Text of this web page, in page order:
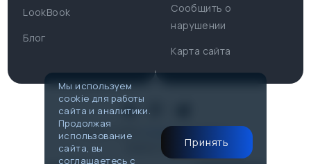
Пн-Пт c 10:00 до 17:00
Telegram
E-mail
info@indiastyle.ru
Наши гарантии
Контакты
Публичная оферта
Look Book
Мы используем
cookie для работы
сайта и аналитики.
Продолжая
использование
сайта, вы
соглашаетесь с
Принять
LookBook
Блог
Сообщить о
нарушении
Карта сайта
© 2007-2026
Публичная оферта
Made in Flow